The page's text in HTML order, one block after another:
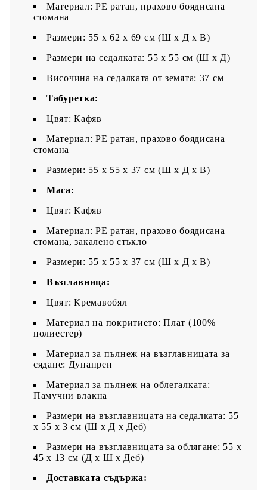
Материал: PE ратан, прахово боядисана
стомана
Размери: 55 x 62 x 69 см (Ш x Д x В)
Размери на седалката: 55 x 55 cм (Ш x Д)
Височина на седалката от земята: 37 см
Tабуретка:
Цвят: Кафяв
Материал: PE ратан, прахово боядисана
стомана
Размери: 55 x 55 x 37 см (Ш x Д x В)
Маса:
Цвят: Кафяв
Материал: PE ратан, прахово боядисана
стомана, закалено стъкло
Размери: 55 x 55 x 37 см (Ш x Д x В)
Възглавница:
Цвят: Кремавобял
Материал на покритието: Плат (100%
полиестер)
Материал за пълнеж на възглавницата за
сядане: Дунапрен
Материал за пълнеж на облегалката:
Памучни влакна
Размери на възглавницата на седалката: 55
x 55 x 3 см (Ш x Д x Деб)
Размери на възглавницата за облягане: 55 x
45 x 13 см (Д х Ш x Деб)
Доставката съдържа: